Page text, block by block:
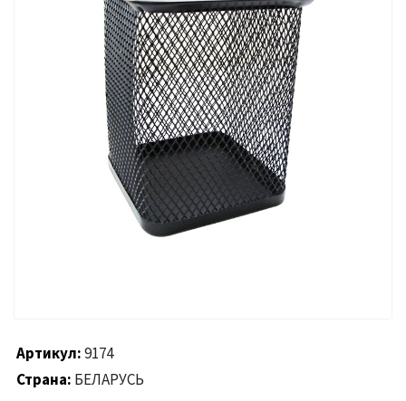
Артикул 9174
Страна БЕЛАРУСЬ